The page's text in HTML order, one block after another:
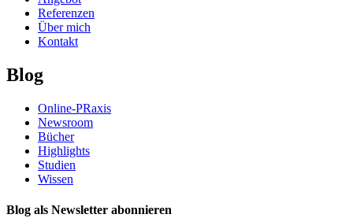
Referenzen
Über mich
Kontakt
Blog
Online-PRaxis
Newsroom
Bücher
Highlights
Studien
Wissen
Blog als Newsletter abonnieren